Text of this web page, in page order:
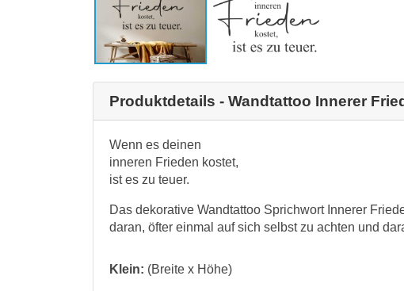
Produktdetails - Wandtattoo Innerer
Wenn es deinen
inneren Frieden kostet,
ist es zu teuer.
Das dekorative Wandtattoo Sprichwort Innerer
daran, öfter einmal auf sich selbst zu achten und
Klein: (Breite x Höhe)